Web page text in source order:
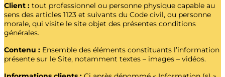
Client : tout professionnel ou personne physique capable au
sens des articles 1123 et suivants du Code civil, ou personne
morale, qui visite le site objet des présentes conditions
générales.
Contenu : Ensemble des éléments constituants l’information
présente sur le Site, notamment textes – images – vidéos.